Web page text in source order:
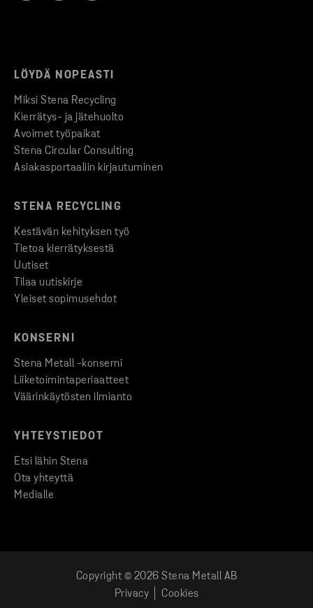
LÖYDÄ NOPEASTI
Miksi Stena Recycling
Kierrätys- ja jätehuolto
Avoimet työpaikat
Stena Circular Consulting
Asiakasportaaliin kirjautuminen
STENA RECYCLING
Kestävän kehityksen työ
Tietoa kierrätyksestä
Uutiset
Tilaa uutiskirje
Yleiset sopimusehdot
KONSERNI
Stena Metall -konserni
Liiketoimintaperiaatteet
Väärinkäytösten ilmianto
YHTEYSTIEDOT
Etsi lähin Stena
Ota yhteyttä
Medialle
Copyright © 2026 Stena Metall AB
Privacy
Cookies